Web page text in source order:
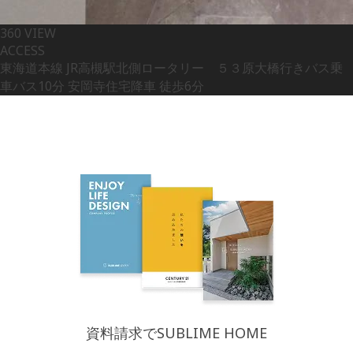
360 VIEW
ACCESS
東海道本線 JR高槻駅北側ロータリー ５３原大橋行きバス乗
車バス10分 安岡寺住宅降車 徒歩6分
資料請求でSUBLIME HOME